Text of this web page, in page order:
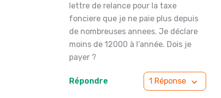
lettre de relance pour la taxe
fonciere que je ne paie plus depuis
de nombreuses annees. Je déclare
moins de 12000 à l’année. Dois je
payer ?
Répondre 1 Réponse